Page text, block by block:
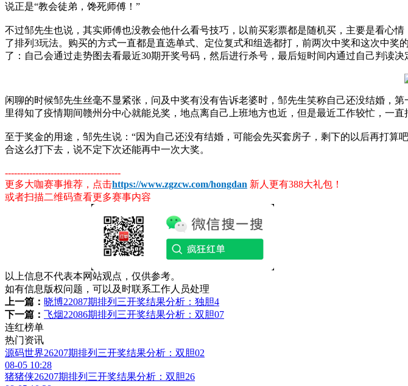
说正是“教会徒弟，馋死师傅！”
不过邹先生也说，其实师傅也没教会他什么看号技巧，以前买彩票都是随机买，主要是看心
了排列3玩法。购买的方式一直都是直选单式、定位复式和组选都打，前两次中奖和这次中
了：自己会通过走势图去看最近30期开奖号码，然后进行杀号，最后短时间内通过自己判读
闲聊的时候邹先生丝毫不显紧张，问及中奖有没有告诉老婆时，邹先生笑称自己还没结婚，
里得知了疫情期间赣州分中心就能兑奖，地点离自己上班地方也近，但是最近工作较忙，一直
至于奖金的用途，邹先生说：“因为自己还没有结婚，可能会先买套房子，剩下的以后再打
合这么打下去，说不定下次还能再中一次大奖。
--------------------------------------
更多大咖赛事推荐，点击https://www.zgzcw.com/hongdan 新人更有388大礼包！
或者扫描二维码查看更多赛事内容
以上信息不代表本网站观点，仅供参考。
如有信息版权问题，可以及时联系工作人员处理
上一篇： 晓博22087期排列三开奖结果分析：独胆4
下一篇：
飞烟22086期排列三开奖结果分析：双胆07
连红榜单
热门资讯
源码世界26207期排列三开奖结果分析：双胆02
08-05 10:28
猪猪侠26207期排列三开奖结果分析：双胆26